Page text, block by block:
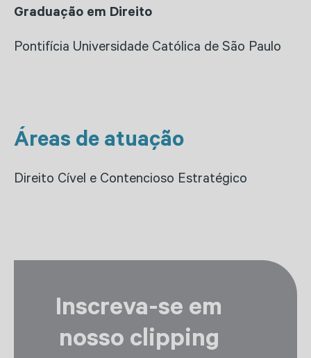
Graduação em Direito
Pontifícia Universidade Católica de São Paulo
Áreas de atuação
Direito Cível e Contencioso Estratégico
Inscreva-se em
nosso clipping